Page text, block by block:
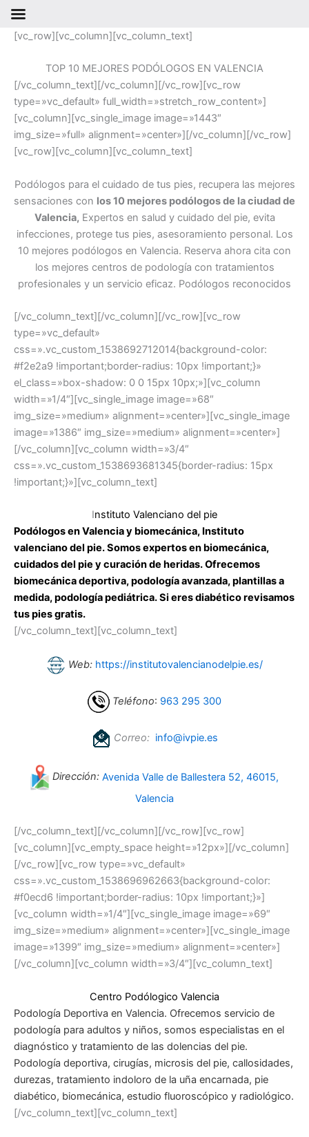
contenido
[vc_row][vc_column][vc_column_text]
TOP 10 MEJORES PODÓLOGOS EN VALENCIA
[/vc_column_text][/vc_column][/vc_row][vc_row
type=»vc_default» full_width=»stretch_row_content»]
[vc_column][vc_single_image image=»1443″
img_size=»full» alignment=»center»][/vc_column][/vc_row]
[vc_row][vc_column][vc_column_text]
Podólogos para el cuidado de tus pies, recupera las mejores
sensaciones con los 10 mejores podólogos de la ciudad de
Valencia, Expertos en salud y cuidado del pie, evita
infecciones, protege tus pies, asesoramiento personal. Los
10 mejores podólogos en Valencia. Reserva ahora cita con
los mejores centros de podología con tratamientos
profesionales y un servicio eficaz. Podólogos reconocidos
[/vc_column_text][/vc_column][/vc_row][vc_row
type=»vc_default»
css=».vc_custom_1538692712014{background-color:
#f2e2a9 !important;border-radius: 10px !important;}»
el_class=»box-shadow: 0 0 15px 10px;»][vc_column
width=»1/4″][vc_single_image image=»68″
img_size=»medium» alignment=»center»][vc_single_image
image=»1386″ img_size=»medium» alignment=»center»]
[/vc_column][vc_column width=»3/4″
css=».vc_custom_1538693681345{border-radius: 15px
!important;}»][vc_column_text]
Instituto Valenciano del pie
Podólogos en Valencia y biomecánica, Instituto
valenciano del pie. Somos expertos en biomecánica,
cuidados del pie y curación de heridas. Ofrecemos
biomecánica deportiva, podología avanzada, plantillas a
medida, podología pediátrica. Si eres diabético revisamos
tus pies gratis.
[/vc_column_text][vc_column_text]
Web: https://institutovalencianodelpie.es/
Teléfono: 963 295 300
Correo: info@ivpie.es
Dirección: Avenida Valle de Ballestera 52, 46015,
Valencia
[/vc_column_text][/vc_column][/vc_row][vc_row]
[vc_column][vc_empty_space height=»12px»][/vc_column]
[/vc_row][vc_row type=»vc_default»
css=».vc_custom_1538696962663{background-color:
#f0ecd6 !important;border-radius: 10px !important;}»]
[vc_column width=»1/4″][vc_single_image image=»69″
img_size=»medium» alignment=»center»][vc_single_image
image=»1399″ img_size=»medium» alignment=»center»]
[/vc_column][vc_column width=»3/4″][vc_column_text]
Centro Podólogico Valencia
Podología Deportiva en Valencia. Ofrecemos servicio de
podología para adultos y niños, somos especialistas en el
diagnóstico y tratamiento de las dolencias del pie.
Podología deportiva, cirugías, microsis del pie, callosidades,
durezas, tratamiento indoloro de la uña encarnada, pie
diabético, biomecánica, estudio fluoroscópico y radiológico.
[/vc_column_text][vc_column_text]